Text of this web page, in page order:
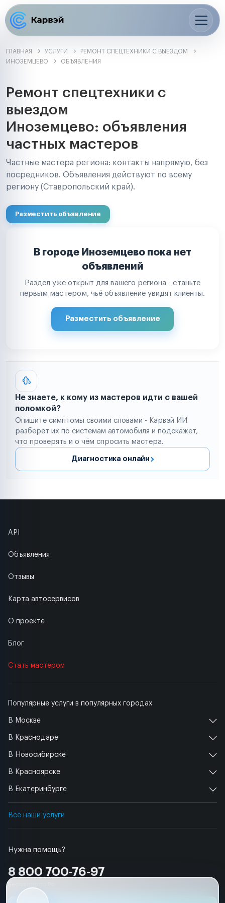
ГЛАВНАЯ УСЛУГИ
РЕМОНТ СПЕЦТЕХНИКИ С ВЫЕЗДОМ
ИНОЗЕМЦЕВО
ОБЪЯВЛЕНИЯ
Ремонт спецтехники с
выездом
Иноземцево: объявления
частных мастеров
Частные мастера региона: контакты напрямую, без
посредников. Объявления действуют по всему
региону (Ставропольский край).
Разместить объявление
В городе Иноземцево пока нет
объявлений
Раздел уже открыт для вашего региона - станьте
первым мастером, чьё объявление увидят клиенты.
Разместить объявление
Не знаете, к кому из мастеров идти с вашей
поломкой?
Опишите симптомы своими словами - Карвэй ИИ
разберёт их по системам автомобиля и подскажет,
что проверять и о чём спросить мастера.
Диагностика онлайн
Нужна помощь?
8 800 700-76-97
Популярные услуги в популярных городах
В Москве
В Краснодаре
В Новосибирске
В Красноярске
В Екатеринбурге
Все наши услуги
API
Объявления
Отзывы
Карта автосервисов
О проекте
Блог
Стать мастером